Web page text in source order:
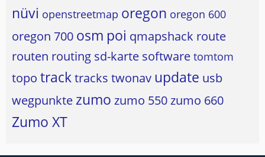
nüvi openstreetmap oregon oregon 600
oregon 700 osm poi qmapshack route
routen routing sd-karte software tomtom
topo tracktracks twonav update usb
wegpunkte zumo zumo 550zumo 660
Zumo XT